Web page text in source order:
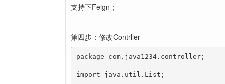
支持下Feign；
第四步：修改Contrller
package com.java1234.controller;
import java.util.List;